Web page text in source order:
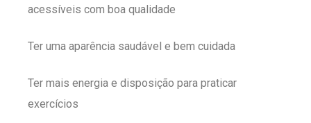
acessíveis com boa qualidade
Ter uma aparência saudável e bem cuidada
Ter mais energia e disposição para praticar
exercícios